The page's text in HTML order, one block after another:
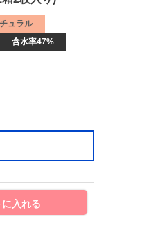
ュラル
含水率47%
に入れる